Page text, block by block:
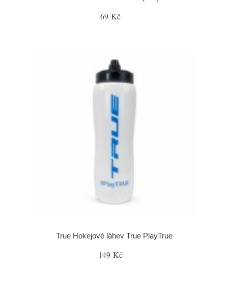
69 Kč
True Hokejové láhev True PlayTrue
149 Kč